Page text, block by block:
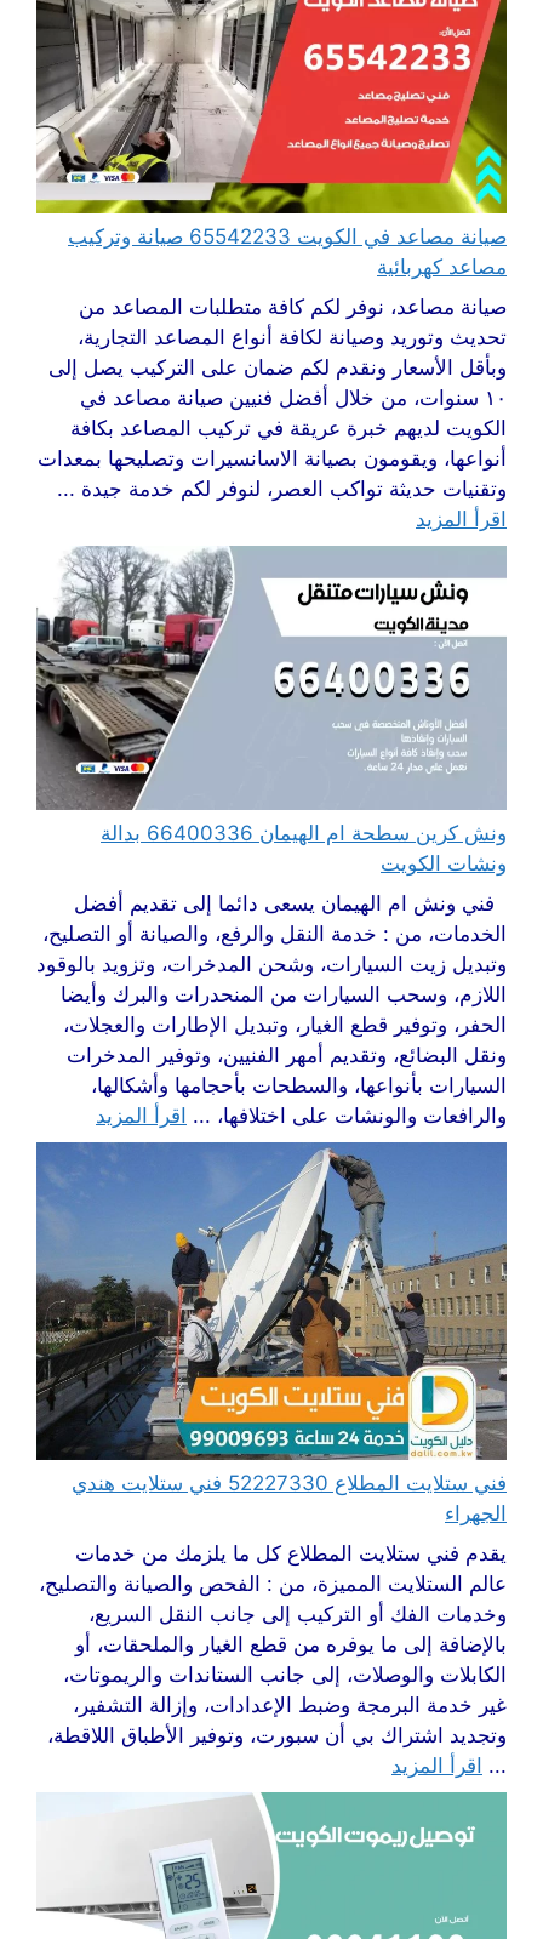
صيانة مصاعد في الكويت 65542233 صيانة وتركيب
مصاعد كهربائية
صيانة مصاعد، نوفر لكم كافة متطلبات المصاعد من
تحديث وتوريد وصيانة لكافة أنواع المصاعد التجارية،
وبأقل الأسعار ونقدم لكم ضمان على التركيب يصل إلى
١٠ سنوات، من خلال أفضل فنيين صيانة مصاعد في
الكويت لديهم خبرة عريقة في تركيب المصاعد بكافة
أنواعها، ويقومون بصيانة الاسانسيرات وتصليحها بمعدات
وتقنيات حديثة تواكب العصر، لنوفر لكم خدمة جيدة ...
اقرأ المزيد
ونش كرين سطحة ام الهيمان 66400336 بدالة
ونشات الكويت
فني ونش ام الهيمان يسعى دائما إلى تقديم أفضل
الخدمات، من : خدمة النقل والرفع، والصيانة أو التصليح،
وتبديل زيت السيارات، وشحن المدخرات، وتزويد بالوقود
اللازم، وسحب السيارات من المنحدرات والبرك وأيضا
الحفر، وتوفير قطع الغيار، وتبديل الإطارات والعجلات،
ونقل البضائع، وتقديم أمهر الفنيين، وتوفير المدخرات
السيارات بأنواعها، والسطحات بأحجامها وأشكالها،
والرافعات والونشات على اختلافها، ... اقرأ المزيد
فني ستلايت المطلاع 52227330 فني ستلايت هندي
الجهراء
يقدم فني ستلايت المطلاع كل ما يلزمك من خدمات
عالم الستلايت المميزة، من : الفحص والصيانة والتصليح،
وخدمات الفك أو التركيب إلى جانب النقل السريع،
بالإضافة إلى ما يوفره من قطع الغيار والملحقات، أو
الكابلات والوصلات، إلى جانب الستاندات والريموتات،
غير خدمة البرمجة وضبط الإعدادات، وإزالة التشفير،
وتجديد اشتراك بي أن سبورت، وتوفير الأطباق اللاقطة،
... اقرأ المزيد